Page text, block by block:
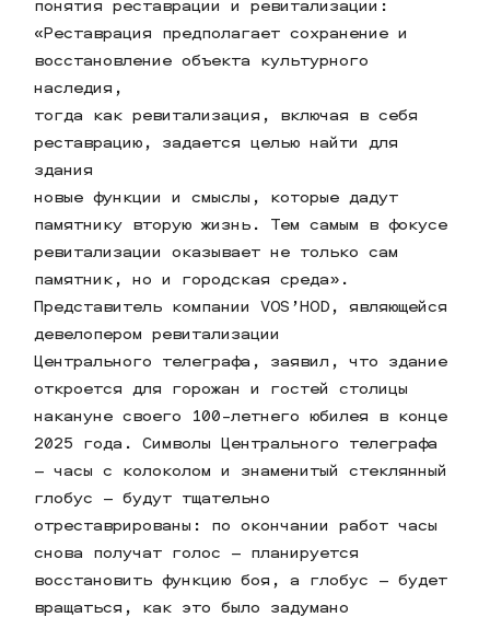
понятия реставрации и ревитализации:
«Реставрация предполагает сохранение и
восстановление объекта культурного
наследия,
тогда как ревитализация, включая в себя
реставрацию, задается целью найти для
здания
новые функции и смыслы, которые дадут
памятнику вторую жизнь. Тем самым в фокусе
ревитализации оказывает не только сам
памятник, но и городская среда».
Представитель компании VOS’HOD, являющейся
девелопером ревитализации
Центрального телеграфа, заявил, что здание
откроется для горожан и гостей столицы
накануне своего 100-летнего юбилея в конце
2025 года. Символы Центрального телеграфа
– часы с колоколом и знаменитый стеклянный
глобус – будут тщательно
отреставрированы: по окончании работ часы
снова получат голос – планируется
восстановить функцию боя, а глобус – будет
вращаться, как это было задумано